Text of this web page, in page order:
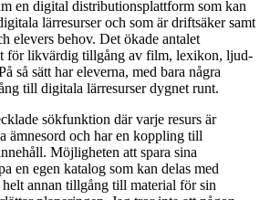
en digital distributionsplattform som kan
lärresurser och som är driftsäker samt
elevers behov. Det ökade antalet
för likvärdig tillgång av film, lexikon, ljud-
så sätt har eleverna, med bara några
till digitala lärresurser dygnet runt.
sökfunktion där varje resurs är
ämnesord och har en koppling till
Möjligheten att spara sina
en egen katalog som kan delas med
helt annan tillgång till material för sin